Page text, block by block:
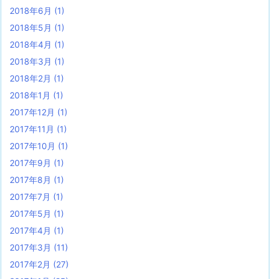
2018年6月 (1)
2018年5月 (1)
2018年4月 (1)
2018年3月 (1)
2018年2月 (1)
2018年1月 (1)
2017年12月 (1)
2017年11月 (1)
2017年10月 (1)
2017年9月 (1)
2017年8月 (1)
2017年7月 (1)
2017年5月 (1)
2017年4月 (1)
2017年3月 (11)
2017年2月 (27)